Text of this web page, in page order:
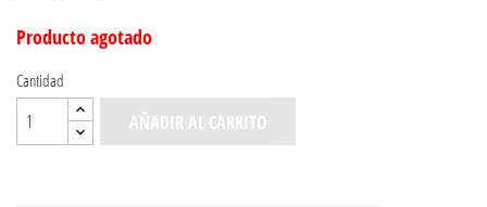
Producto agotado
Cantidad
AÑADIR AL CARRITO